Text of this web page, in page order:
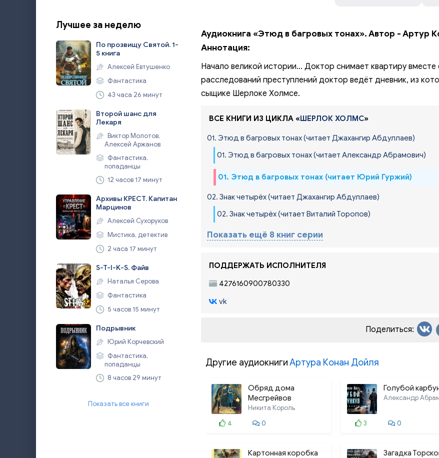
Лучшее за неделю
По прозвищу Святой. 1-
5 книга
Алексей Евтушенко
Фантастика
43 часа 26 минут
Второй шанс для
Лекаря
Виктор Молотов,
Алексей Аржанов
Фантастика,
попаданцы
12 часов 17 минут
Архивы КРЕСТ. Капитан
Марцинов
Алексей Сухоруков
Мистика, детектив
2 часа 17 минут
S-T-I-K-S. Файв
Наталья Серова
Фантастика
5 часов 15 минут
Подрывник
Юрий Корчевский
Фантастика,
попаданцы
8 часов 29 минут
Показать все книги
Аудиокнига «Этюд в багровых тонах». Автор - Артур
Аннотация:
Начало великой истории... Доктор снимает квартиру
расследований преступлений доктор ведёт дневник, из
сыщике Шерлоке Холмсе.
ВСЕ КНИГИ ИЗ ЦИКЛА «ШЕРЛОК ХОЛМС»
01. Этюд в багровых тонах(читает Джахангир Абдуллаев)
01. Этюд в багровых тонах(читает Александр Абрамович)
01. Этюд в багровых тонах (читает Юрий Гуржий)
02. Знак четырёх(читает Джахангир Абдуллаев)
02. Знак четырёх(читает Виталий Торопов)
Показать ещё 8 книг серии
ПОДДЕРЖАТЬ ИСПОЛНИТЕЛЯ
4276160900780330
vk
Поделиться:
Другие аудиокнигиАртура Конан Дойля
Обряд дома
Месгрейвов
Никита Король
4
0
Голубой
Александр
3 0
Картонная коробка
Загадка